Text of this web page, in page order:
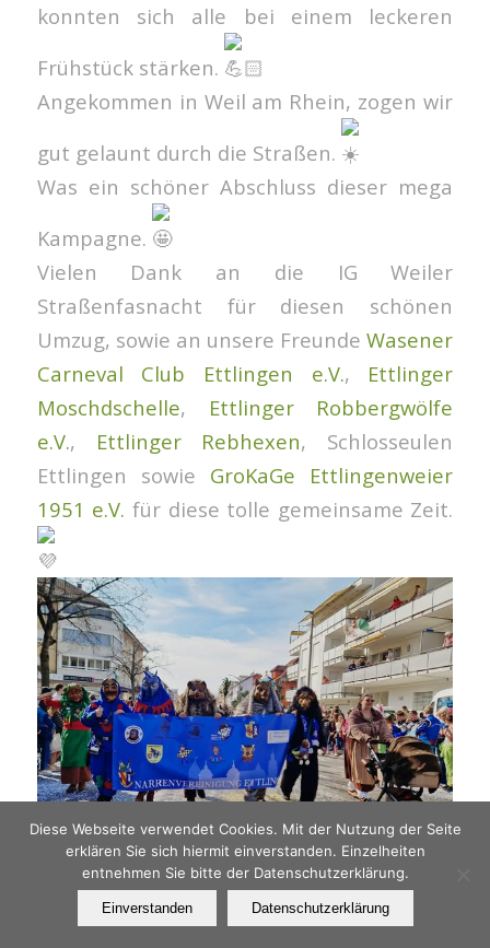
konnten sich alle bei einem leckeren
Frühstück stärken.
Angekommen in Weil am Rhein, zogen wir
gut gelaunt durch die Straßen.
Was ein schöner Abschluss dieser mega
Kampagne.
Vielen Dank an die IG Weiler
Straßenfasnacht für diesen schönen
Umzug, sowie an unsere FreundeWasener
Carneval Club Ettlingen e.V., Ettlinger
Moschdschelle, Ettlinger Robbergwölfe
e.V., Ettlinger Rebhexen, Schlosseulen
Ettlingen sowie GroKaGe Ettlingenweier
1951 e.V. für diese tolle gemeinsame Zeit.
9. MÄRZ 2025
Diese Webseite verwendet Cookies. Mit der Nutzung der Seite
erklären Sie sich hiermit einverstanden. Einzelheiten
entnehmen Sie bitte der Datenschutzerklärung.
Einverstanden Datenschutzerklärung